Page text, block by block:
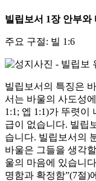
빌립보서 1장 안부와
주요 구절: 빌 1:6
빌립보서의 특징은
서는 바울의 사도성
1:1; 엡 1:1)가 뚜렷이
급이 없습니다. 빌립
습니다. 빌립보서의
바울은 그들을 생각
울의 마음에 있습니
명함과 확정함”(7절)